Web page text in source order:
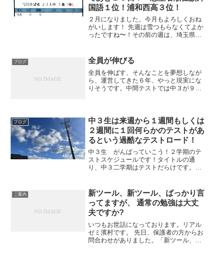
国語１位！浦和西高３位！
２月になりました。今月もよろしくおね
がいします！ 先週は雪つもらなくてよか
ったですね〜！その前の週は、埼玉県、
れます。 当塾の生徒はもちろん全員合
格。 特進クラス、特...
ブログ 全員が伸びる
全員を伸ばす、そんなことを夢想しなが
ら、運営してきた６年、やっと現実にな
りそうです。中間テストでは中３が９９
ブログ
中３生は来週から１週間もしくは
２週間に１回何らかのテストがあ
るという過酷なテストロード！
中３生 がんばっていこう！２学期のテ
ストスケジュールです！タイトルの通
り、中３二学期はテストだらけです。今
いです）９月第１週 北辰テスト
第４回（終了、お疲れ様...
ご案内
新ツール、新ツール、ばっかり言
ってますが、 通常の勉強は大丈
夫ですか?
いつもお世話になっております。リアル
ゼミ濱村です。 先日、保護者の方からお
問合わせがありました。「新ツール、新